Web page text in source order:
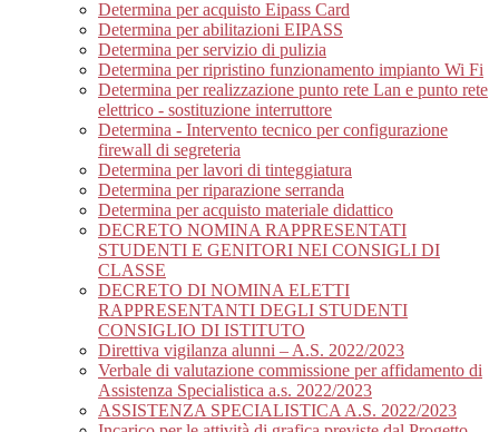
Determina per acquisto Eipass Card
Determina per abilitazioni EIPASS
Determina per servizio di pulizia
Determina per ripristino funzionamento impianto Wi Fi
Determina per realizzazione punto rete Lan e punto rete
elettrico - sostituzione interruttore
Determina - Intervento tecnico per configurazione
firewall di segreteria
Determina per lavori di tinteggiatura
Determina per riparazione serranda
Determina per acquisto materiale didattico
DECRETO NOMINA RAPPRESENTATI
STUDENTI E GENITORI NEI CONSIGLI DI
CLASSE
DECRETO DI NOMINA ELETTI
RAPPRESENTANTI DEGLI STUDENTI
CONSIGLIO DI ISTITUTO
Direttiva vigilanza alunni – A.S. 2022/2023
Verbale di valutazione commissione per affidamento di
Assistenza Specialistica a.s. 2022/2023
ASSISTENZA SPECIALISTICA A.S. 2022/2023